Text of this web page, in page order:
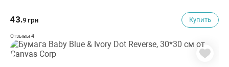
43.9 грн Купить
Отзывы 4